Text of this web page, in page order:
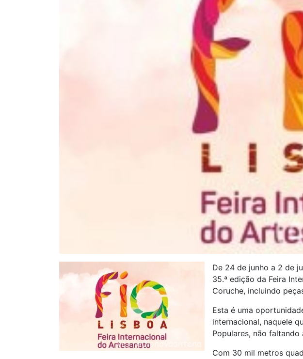
De 24 de junho a 2 de
35.ª edição da Feira
Coruche, incluindo
Esta é uma
internacional, naquele
Populares, não faltando
Com 30 mil metros